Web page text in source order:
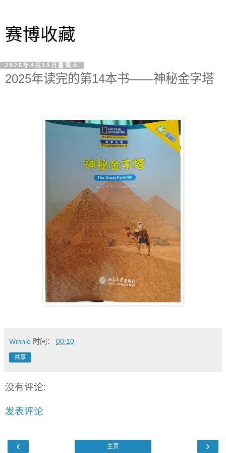
赛博收藏
2025年4月18日星期五
2025年读完的第14本书——神秘金字塔
Winnie 时间： 00:10
共享
没有评论:
发表评论
‹ ›
主页